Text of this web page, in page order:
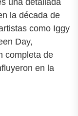
una detallada
la década de
como Iggy
Day,
completa de
en la